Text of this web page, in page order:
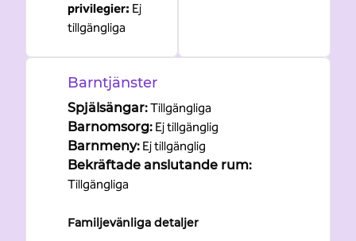
privilegier: Ej
tillgängliga
Barntjänster
Spjälsängar:Tillgängliga
Barnomsorg: Ej tillgänglig
Barnmeny: Ej tillgänglig
Bekräftade anslutande rum:
Tillgängliga
Familjevänliga detaljer